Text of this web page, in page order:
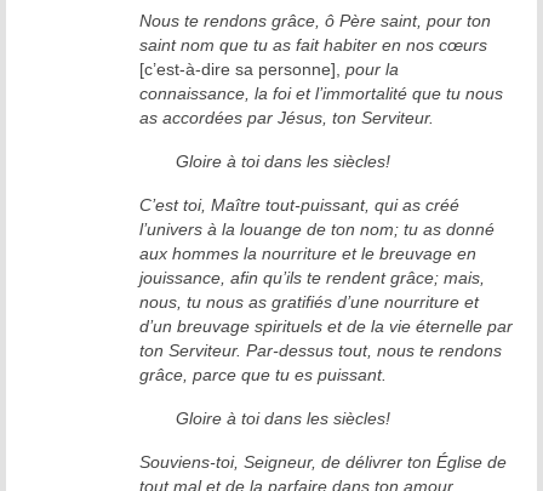
Nous te rendons grâce, ô Père saint, pour ton
saint nom que tu as fait habiter en nos cœurs
[c’est-à-dire sa personne], pour la
connaissance, la foi et l’immortalité que tu nous
as accordées par Jésus, ton Serviteur.
Gloire à toi dans les siècles!
C’est toi, Maître tout-puissant, qui as créé
l’univers à la louange de ton nom; tu as donné
aux hommes la nourriture et le breuvage en
jouissance, afin qu’ils te rendent grâce; mais,
nous, tu nous as gratifiés d’une nourriture et
d’un breuvage spirituels et de la vie éternelle par
ton Serviteur. Par-dessus tout, nous te rendons
grâce, parce que tu es puissant.
Gloire à toi dans les siècles!
Souviens-toi, Seigneur, de délivrer ton Église de
tout mal et de la parfaire dans ton amour.